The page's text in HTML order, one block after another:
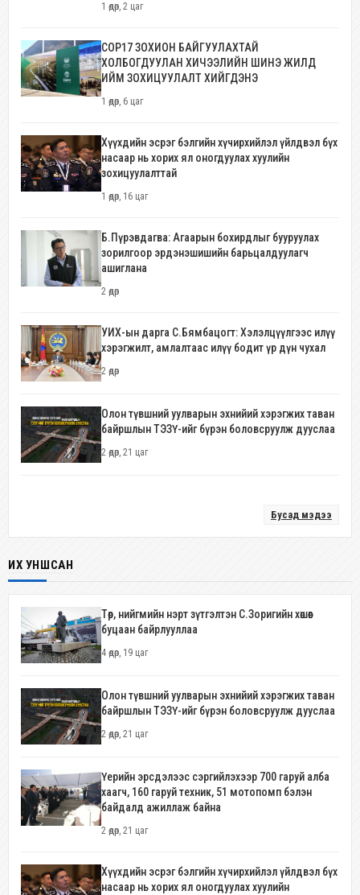
1 өдөр, 2 цаг
COP17 ЗОХИОН БАЙГУУЛАХТАЙ
ХОЛБОГДУУЛАН ХИЧЭЭЛИЙН ШИНЭ ЖИЛД
ИЙМ ЗОХИЦУУЛАЛТ ХИЙГДЭНЭ
1 өдөр, 6 цаг
Хүүхдийн эсрэг бэлгийн хүчирхийлэл үйлдвэл бүх
насаар нь хорих ял оногдуулах хуулийн
зохицуулалттай
1 өдөр, 16 цаг
Б.Пүрэвдагва: Агаарын бохирдлыг бууруулах
зорилгоор эрдэнэшишийн барьцалдуулагч
ашиглана
2 өдөр
УИХ-ын дарга С.Бямбацогт: Хэлэлцүүлгээс илүү
хэрэгжилт, амлалтаас илүү бодит үр дүн чухал
2 өдөр
Олон түвшний уулварын эхнийий хэрэгжих таван
байршлын ТЭЗҮ-ийг бүрэн боловсруулж дууслаа
2 өдөр, 21 цаг
Бусад мэдээ
ИХ УНШСАН
Төр, нийгмийн нэрт зүтгэлтэн С.Зоригийн хөшөөг
буцаан байрлууллаа
4 өдөр, 19 цаг
Олон түвшний уулварын эхнийий хэрэгжих таван
байршлын ТЭЗҮ-ийг бүрэн боловсруулж дууслаа
2 өдөр, 21 цаг
Үерийн эрсдэлээс сэргийлэхээр 700 гаруй алба
хаагч, 160 гаруй техник, 51 мотопомп бэлэн
байдалд ажиллаж байна
2 өдөр, 21 цаг
Хүүхдийн эсрэг бэлгийн хүчирхийлэл үйлдвэл бүх
насаар нь хорих ял оногдуулах хуулийн